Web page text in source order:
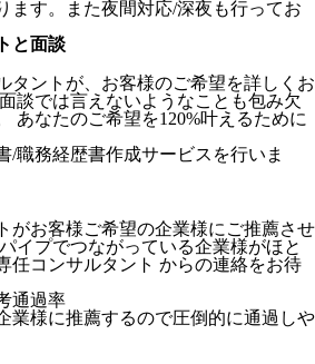
ます。また夜間対応/深夜も行ってお
と面談
タントが、お客様のご希望を詳しくお
談では言えないようなことも包み欠
あなたのご希望を120%叶えるために
/職務経歴書作成サービスを行いま
がお客様ご希望の企業様にご推薦させ
イプでつながっている企業様がほと
任コンサルタント からの連絡をお待
通過率
業様に推薦するので圧倒的に通過しや